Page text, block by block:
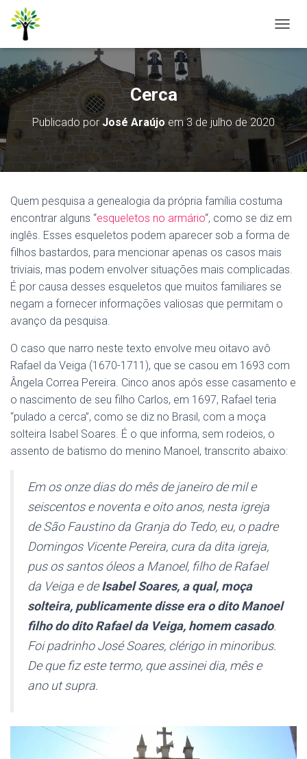
L
N
R
A
Ç
Ã
Cerca
Publicado por José Araújo em3 de julho de 2020
Quem pesquisa a genealogia da própria família costuma
encontrar alguns “esqueletos no armário“, como se diz em
inglês. Esses esqueletos podem aparecer sob a forma de
filhos bastardos, para mencionar apenas os casos mais
triviais, mas podem envolver situações mais complicadas.
É por causa desses esqueletos que muitos familiares se
negam a fornecer informações valiosas que permitam o
avanço da pesquisa.
O caso que narro neste texto envolve meu oitavo avô
Rafael da Veiga (1670-1711), que se casou em 1693 com
Ângela Correa Pereira. Cinco anos após esse casamento e
o nascimento de seu filho Carlos, em 1697, Rafael teria
“pulado a cerca”, como se diz no Brasil, com a moça
solteira Isabel Soares. É o que informa, sem rodeios, o
assento de batismo do menino Manoel, transcrito abaixo:
Em os onze dias do mês de janeiro de mil e
seiscentos e noventa e oito anos, nesta igreja
de São Faustino da Granja do Tedo, eu, o padre
Domingos Vicente Pereira, cura da dita igreja,
pus os santos óleos a Manoel, filho de Rafael
da Veiga e deIsabel Soares, a qual, moça
solteira, publicamente disse era o dito Manoel
filho do dito Rafael da Veiga, homem casado.
Foi padrinho José Soares, clérigoin minoribus.
De que fiz este termo, que assinei dia, mês e
ano ut supra.